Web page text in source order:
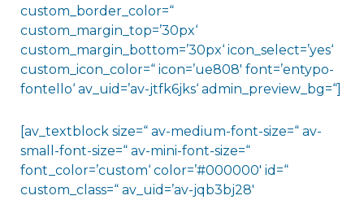
custom_border_color=“
custom_margin_top=’30px‘
custom_margin_bottom=’30px‘ icon_select=’yes‘
custom_icon_color=“ icon=’ue808′ font=’entypo-
fontello‘ av_uid=’av-jtfk6jks‘ admin_preview_bg=“]
[av_textblock size=“ av-medium-font-size=“ av-
small-font-size=“ av-mini-font-size=“
font_color=’custom‘ color=’#000000′ id=“
custom_class=“ av_uid=’av-jqb3bj28′